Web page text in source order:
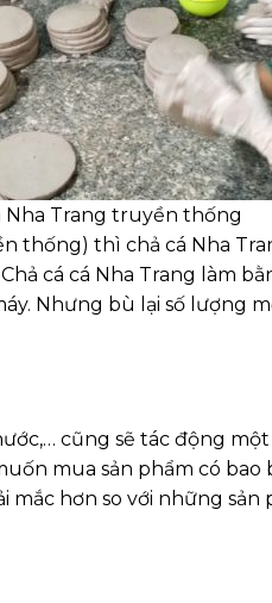
Nha Trang truyền thống
thống) thì chả cá Nha
cá cá Nha Trang làm
Nhưng bù lại số lượng
cũng sẽ tác động
mua sản phẩm có
hơn so với những sản